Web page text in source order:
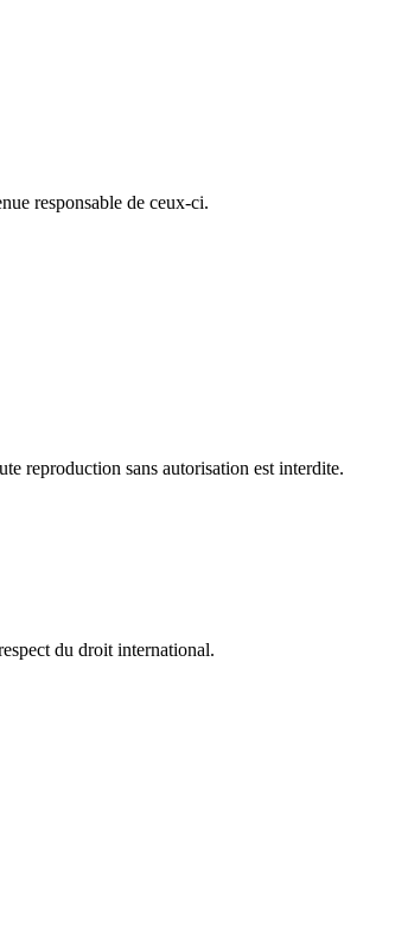
responsable de ceux-ci.
reproduction sans autorisation est interdite.
du droit international.